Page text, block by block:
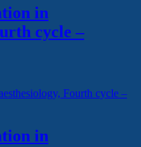
in
cycle –
in